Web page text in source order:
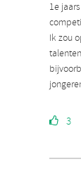
1e
Ik zou
3